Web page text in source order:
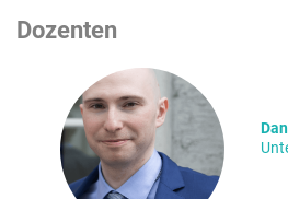
Dozenten